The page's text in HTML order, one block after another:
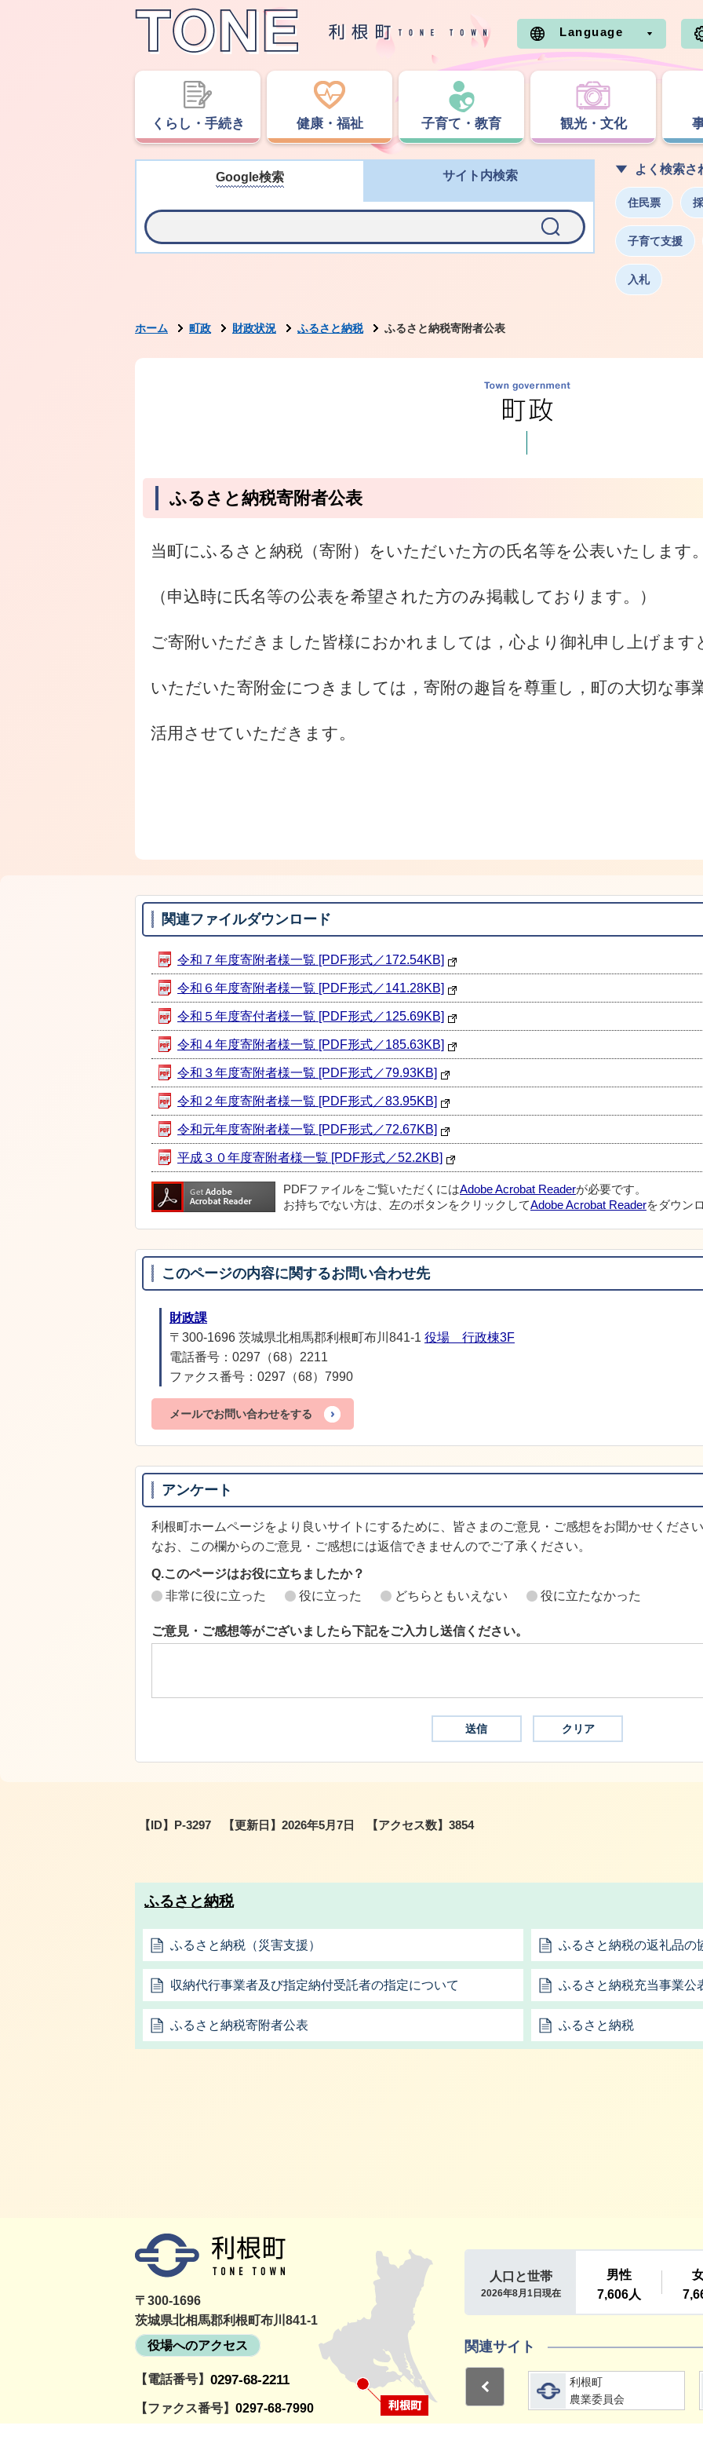
Language
くらし・手続き 健康・福祉 子育て・教育 観光・文化
Google検索 サイト内検索 よく検索さ
住民票
子育て支援
入札
ホーム 町政 財政状況 ふるさと納税 ふるさと納税寄附者公表
ふるさと納税寄附者公表
当町にふるさと納税（寄附）をいただいた方の氏名等を公表いたします
（申込時に氏名等の公表を希望された方のみ掲載しております。）
ご寄附いただきました皆様におかれましては，心より御礼申し上げます
いただいた寄附金につきましては，寄附の趣旨を尊重し，町の大切な事
活用させていただきます。
関連ファイルダウンロード
令和７年度寄附者様一覧 [PDF形式／172.54KB]
令和６年度寄附者様一覧 [PDF形式／141.28KB]
令和５年度寄付者様一覧 [PDF形式／125.69KB]
令和４年度寄附者様一覧 [PDF形式／185.63KB]
令和３年度寄附者様一覧 [PDF形式／79.93KB]
令和２年度寄附者様一覧 [PDF形式／83.95KB]
令和元年度寄附者様一覧 [PDF形式／72.67KB]
平成３０年度寄附者様一覧 [PDF形式／52.2KB]
PDFファイルをご覧いただくにはAdobe Acrobat Readerが必要です。
お持ちでない方は、左のボタンをクリックしてAdobe Acrobat Readerをダウン
このページの内容に関するお問い合わせ先
財政課
〒300-1696 茨城県北相馬郡利根町布川841-1 役場 行政棟3F
電話番号：0297（68）2211
ファクス番号：0297（68）7990
メールでお問い合わせをする
アンケート
利根町ホームページをより良いサイトにするために、皆さまのご意見・ご感想をお聞かせくださ
なお、この欄からのご意見・ご感想には返信できませんのでご了承ください。
Q.このページはお役に立ちましたか？
非常に役に立った
役に立った どちらともいえない 役に立たなかった
ご意見・ご感想等がございましたら下記をご入力し送信ください。
【ID】 P-3297 【更新日】 2026年5月7日 【アクセス数】 3854
ふるさと納税
ふるさと納税（災害支援） ふるさと納税の返礼品の
収納代行事業者及び指定納付受託者の指定について ふるさと納税充当事業公
ふるさと納税寄附者公表 ふるさと納税
〒300-1696
茨城県北相馬郡利根町布川841-1
役場へのアクセス
【電話番号】 0297-68-2211
【ファクス番号】 0297-68-7990
関連サイト
町民活動情報サイト
詳細をみる
利根町社会福祉協議
会
詳細をみる
利根町
選挙管理委員会
詳細をみる
利根町
農業委員会
Previous